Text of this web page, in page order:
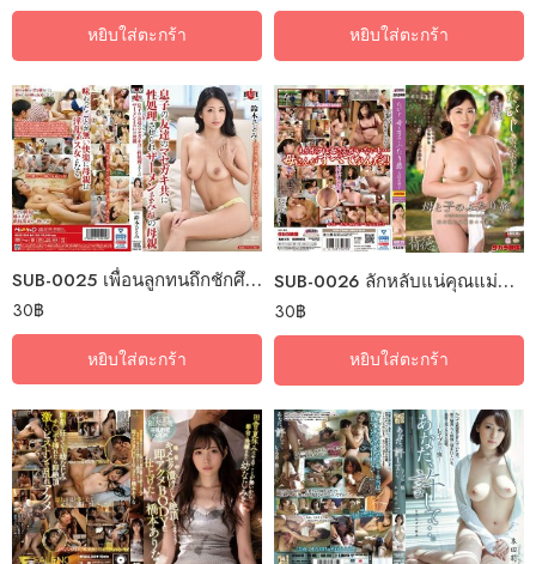
หยิบใส่ตะกร้า หยิบใส่ตะกร้า
SUB-0025 เพื่อนลูกทนถึกชักศึกเข้าบ้าน
30฿
หยิบใส่ตะกร้า
SUB-0026 ลักหลับแน่คุณแม่ขอร้อง
30฿
หยิบใส่ตะกร้า